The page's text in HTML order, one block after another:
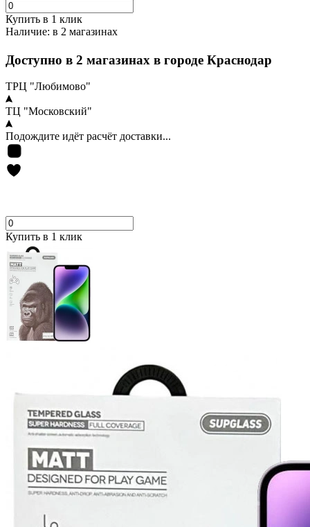
Купить в 1 клик
Наличие: в 2 магазинах
Доступно в 2 магазинах в городе Краснодар
ТРЦ "Любимово"
ТЦ "Московский"
Подождите идёт расчёт доставки...
Купить в 1 клик